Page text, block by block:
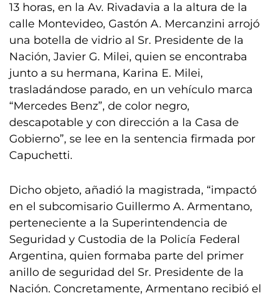
13 horas, en la Av. Rivadavia a la altura de la
calle Montevideo, Gastón A. Mercanzini arrojó
una botella de vidrio al Sr. Presidente de la
Nación, Javier G. Milei, quien se encontraba
junto a su hermana, Karina E. Milei,
trasladándose parado, en un vehículo marca
“Mercedes Benz”, de color negro,
descapotable y con dirección a la Casa de
Gobierno”, se lee en la sentencia firmada por
Capuchetti.
Dicho objeto, añadió la magistrada, “impactó
en el subcomisario Guillermo A. Armentano,
perteneciente a la Superintendencia de
Seguridad y Custodia de la Policía Federal
Argentina, quien formaba parte del primer
anillo de seguridad del Sr. Presidente de la
Nación. Concretamente, Armentano recibió el